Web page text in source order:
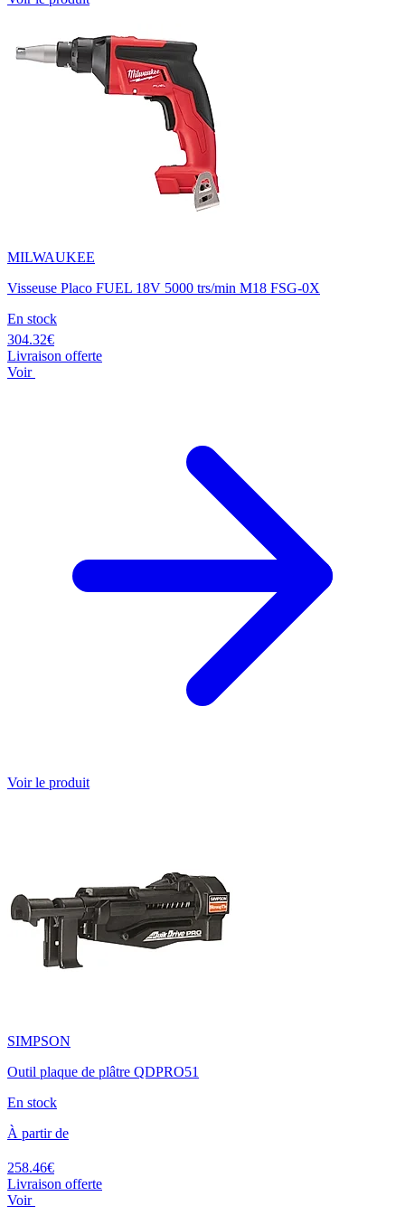
MILWAUKEE
Visseuse Placo FUEL 18V 5000 trs/min M18 FSG-0X
En stock
304.32€
Livraison offerte
Voir
Voir le produit
SIMPSON
Outil plaque de plâtre QDPRO51
En stock
À partir de
258.46€
Livraison offerte
Voir